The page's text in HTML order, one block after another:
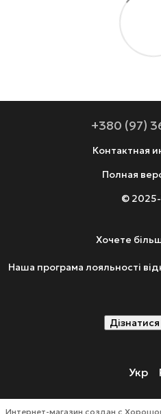
+380 (97)
Контактная
Полная
©
Хочете
Наша програма лояльності
Укр
Интернет-магазин создан с